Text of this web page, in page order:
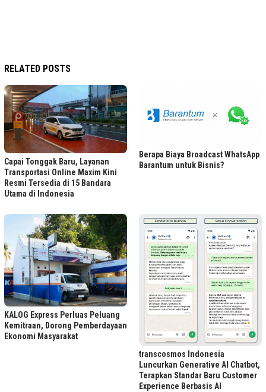
RELATED POSTS
Capai Tonggak Baru, Layanan
Transportasi Online Maxim Kini
Resmi Tersedia di 15 Bandara
Utama di Indonesia
Berapa Biaya Broadcast WhatsApp
Barantum untuk Bisnis?
KALOG Express Perluas Peluang
Kemitraan, Dorong Pemberdayaan
Ekonomi Masyarakat
transcosmos Indonesia
Luncurkan Generative AI Chatbot,
Terapkan Standar Baru Customer
Experience Berbasis AI